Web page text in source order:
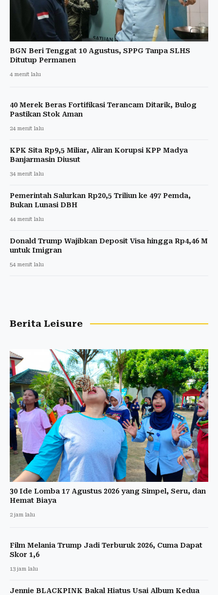
BGN Beri Tenggat 10 Agustus, SPPG Tanpa SLHS
Ditutup Permanen
4 menit lalu
40 Merek Beras Fortifikasi Terancam Ditarik, Bulog
Pastikan Stok Aman
24 menit lalu
KPK Sita Rp9,5 Miliar, Aliran Korupsi KPP Madya
Banjarmasin Diusut
34 menit lalu
Pemerintah Salurkan Rp20,5 Triliun ke 497 Pemda,
Bukan Lunasi DBH
44 menit lalu
Donald Trump Wajibkan Deposit Visa hingga Rp4,46 M
untuk Imigran
54 menit lalu
Berita Leisure
30 Ide Lomba 17 Agustus 2026 yang Simpel, Seru, dan
Hemat Biaya
2 jam lalu
Film Melania Trump Jadi Terburuk 2026, Cuma Dapat
Skor 1,6
13 jam lalu
Jennie BLACKPINK Bakal Hiatus Usai Album Kedua